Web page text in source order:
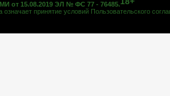
от 15.08.2019 ЭЛ № ФС 77 - 76485.
означает принятие условий Пользовательского